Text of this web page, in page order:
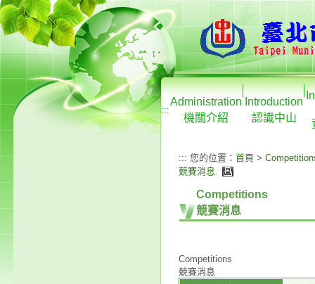
:::
Administration
機關介紹
Introduction
認識中山
::: 您的位置： 首頁 >
競賽消息.
Competitions
競賽消息
Competitions
競賽消息